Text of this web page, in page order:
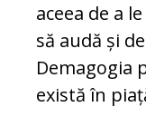
aceea de a
să audă și
Demagogia
există în